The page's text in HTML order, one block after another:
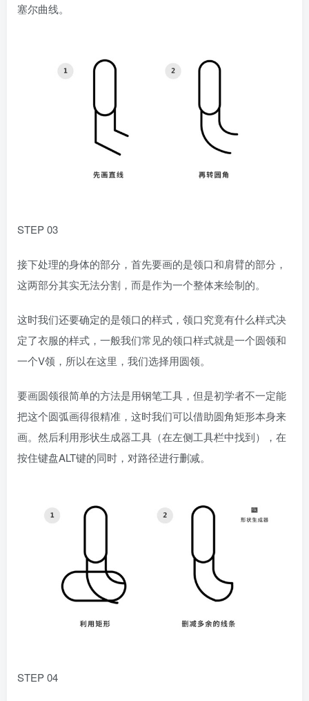
塞尔曲线。
STEP 03
接下处理的身体的部分，首先要画的是领口和肩臂的部分，
这两部分其实无法分割，而是作为一个整体来绘制的。
这时我们还要确定的是领口的样式，领口究竟有什么样式决
定了衣服的样式，一般我们常见的领口样式就是一个圆领和
一个V领，所以在这里，我们选择用圆领。
要画圆领很简单的方法是用钢笔工具，但是初学者不一定能
把这个圆弧画得很精准，这时我们可以借助圆角矩形本身来
画。然后利用形状生成器工具（在左侧工具栏中找到），在
按住键盘ALT键的同时，对路径进行删减。
STEP 04